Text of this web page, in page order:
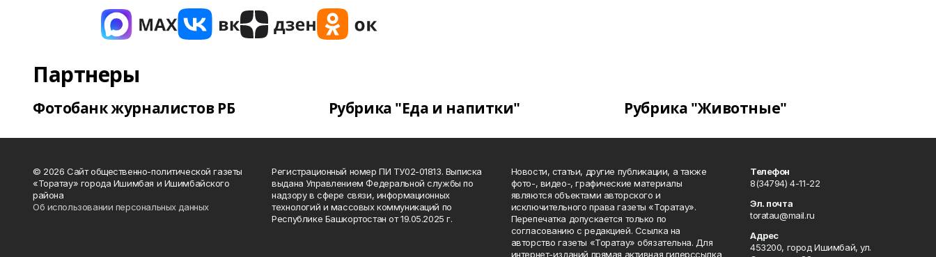
Партнеры
Фотобанк журналистов РБ Рубрика "Еда и напитки" Рубрика "Животные"
© 2026 Сайт общественно-политической газеты
«Торатау» города Ишимбая и Ишимбайского
района
Об использовании персональных данных
Регистрационный номер ПИ ТУ02-01813. Выписка
выдана Управлением Федеральной службы по
надзору в сфере связи, информационных
технологий и массовых коммуникаций по
Республике Башкортостан от 19.05.2025 г.
Новости, статьи, другие публикации, а также
фото-, видео-, графические материалы
являются объектами авторского и
исключительного права газеты «Торатау».
Перепечатка допускается только по
согласованию с редакцией. Ссылка на
авторство газеты «Торатау» обязательна. Для
интернет-изданий прямая активная гиперссылка
Телефон
8(34794) 4-11-22
Эл. почта
toratau@mail.ru
Адрес
453200, город Ишимбай, ул.